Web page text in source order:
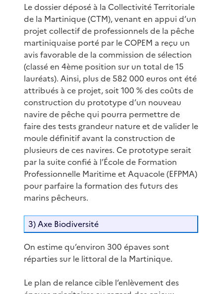
Le dossier déposé à la Collectivité Territoriale
de la Martinique (CTM), venant en appui d’un
projet collectif de professionnels de la pêche
martiniquaise porté par le COPEM a reçu un
avis favorable de la commission de sélection
(classé en 4ème position sur un total de 15
lauréats). Ainsi, plus de 582 000 euros ont été
attribués à ce projet, soit 100 % des coûts de
construction du prototype d’un nouveau
navire de pêche qui pourra permettre de
faire des tests grandeur nature et de valider le
moule définitif avant la construction de
plusieurs de ces navires. Ce prototype serait
par la suite confié à l’École de Formation
Professionnelle Maritime et Aquacole (EFPMA)
pour parfaire la formation des futurs des
marins pêcheurs.
3) Axe Biodiversité
On estime qu’environ 300 épaves sont
réparties sur le littoral de la Martinique.
Le plan de relance cible l’enlèvement des